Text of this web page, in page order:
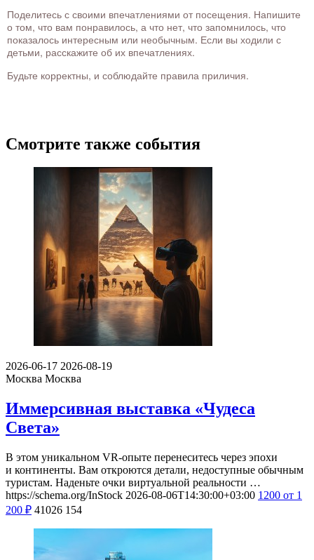
Поделитесь с своими впечатлениями от посещения. Напишите
о том, что вам понравилось, а что нет, что запомнилось, что
показалось интересным или необычным. Если вы ходили с
детьми, расскажите об их впечатлениях.
Будьте корректны, и соблюдайте правила приличия.
Смотрите также события
2026-06-17 2026-08-19
Москва Москва
Иммерсивная выставка «Чудеса
Света»
В этом уникальном VR-опыте перенеситесь через эпохи
и континенты. Вам откроются детали, недоступные обычным
туристам. Наденьте очки виртуальной реальности …
https://schema.org/InStock 2026-08-06T14:30:00+03:00 1200 от 1
200 ₽ 41026 154